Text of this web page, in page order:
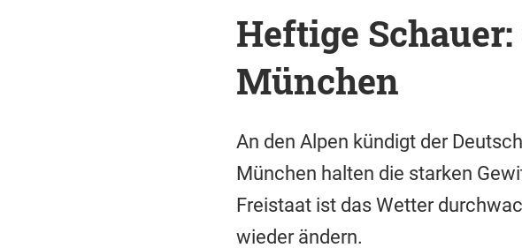
Heftige
München
An den Alpen kündigt der
München halten die starken
Freistaat ist das Wetter
wieder ändern.